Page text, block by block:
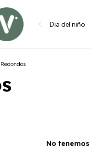
Dia del niño
Redondos
No